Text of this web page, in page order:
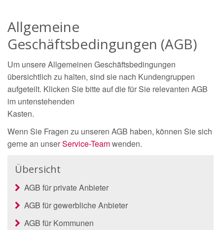
Allgemeine
Geschäftsbedingungen (AGB)
Um unsere Allgemeinen Geschäftsbedingungen
übersichtlich zu halten, sind sie nach Kundengruppen
aufgeteilt. Klicken Sie bitte auf die für Sie relevanten AGB
im untenstehenden
Kasten.
Wenn Sie Fragen zu unseren AGB haben, können Sie sich
gerne an unserService-Teamwenden.
Übersicht
AGB für private Anbieter
AGB für gewerbliche Anbieter
AGB für Kommunen